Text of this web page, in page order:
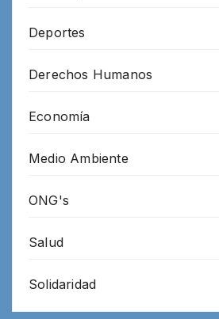
Deportes
Derechos Humanos
Economía
Medio Ambiente
ONG's
Salud
Solidaridad